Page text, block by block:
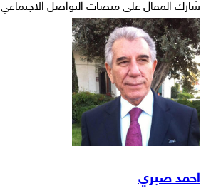
شارك المقال على منصات التواصل الاجتماعي
فيسبوك
‫X
ماسنجر
ماسنجر
واتساب
تيلقرام
ڤايبر
لاين
مشاركة
عبر
البريد
طباعة
احمد صبري